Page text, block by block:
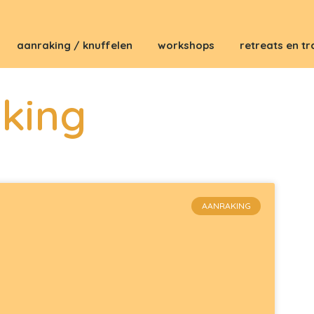
aanraking / knuffelen workshops retreats en
AANRAKING